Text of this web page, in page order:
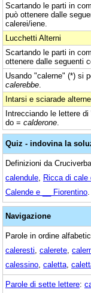
Scartando le parti in
può ottenere dalle
calerei/iene.
Lucchetti Alterni
Scartando le parti in
ottenere dalle seguenti
Usando "calerne" (*) si
calerebbe
Intarsi e sciarade alterne
Intrecciando le lettere
do = calderone
Quiz - indovina la
Definizioni da
calendule Ricca di cale
Calende e __ Fiorentino
Navigazione
Parole in ordine
caleresti calerete
calessino caletta
Parole di sette lettere: